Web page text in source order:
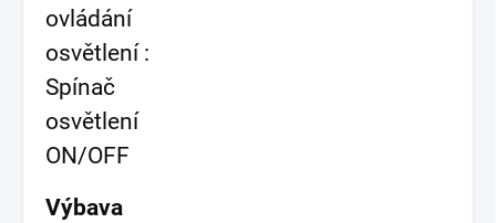
ovládání
osvětlení :
Spínač
osvětlení
ON/OFF
Výbava